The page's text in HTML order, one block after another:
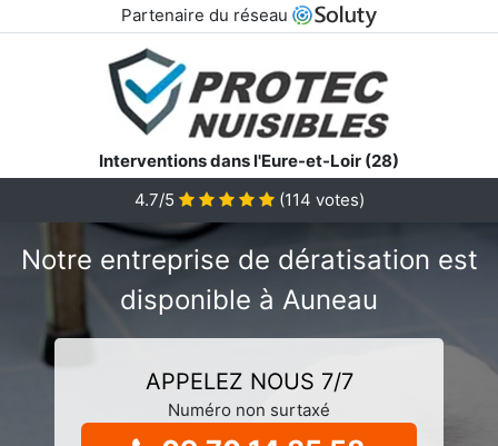
Partenaire du réseau
Interventions dans l'Eure-et-Loir (28)
4.7/5
(114 votes)
Notre entreprise de dératisation est
disponible à Auneau
APPELEZ NOUS 7/7
Numéro non surtaxé